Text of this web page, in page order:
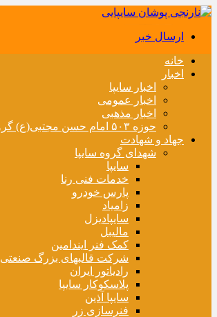
ارسال خبر
خانه
اخبار
اخبار سایپا
اخبار عمومی
اخبار مذهبی
حوزه ۵۰۳ امام حسن مجتبی(ع) گروه سایپا
جهاد و شهادت
شهدای گروه سایپا
سایپا
خدمات فنی رنا
پارس خودرو
زامیاد
سایپادیزل
مالیبل
کمک فنر ایندامین
شرکت قالبهای بزرگ صنعتی
رادیاتور ایران
پلاسکوکار سایپا
سایپا آذین
فنرسازی زر